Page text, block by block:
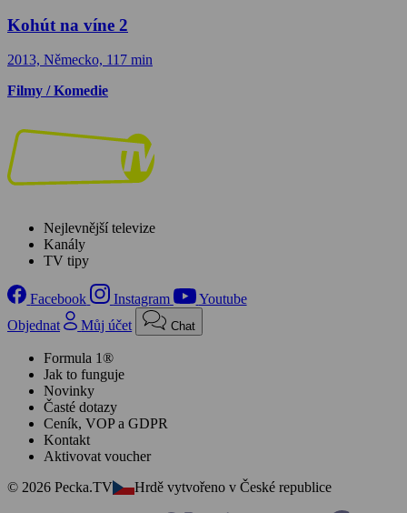
Kohút na víne 2
2013, Německo, 117 min
Filmy / Komedie
Nejlevnější televize
Kanály
TV tipy
Facebook Instagram
Youtube
Objednat
Můj účet Chat
Formula 1®
Jak to funguje
Novinky
Časté dotazy
Ceník, VOP a GDPR
Kontakt
Aktivovat voucher
© 2026 Pecka.TV
Hrdě vytvořeno v České republice